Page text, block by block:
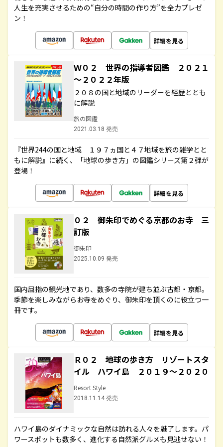
人生を充実させるための“自分の時間の作り方”を全力プレゼ
ン！
詳細を見る
Ｗ０２ 世界の指導者図鑑 ２０２１
～２０２２年版
２０８の国と地域のリーダーを経歴ととも
に解説
旅の図鑑
2021.03.18 発売
『世界244の国と地域 １９７ヵ国と４７地域を旅の雑学とと
もに解説』に続く、「地球の歩き方」の図鑑シリーズ第２弾が
登場！
詳細を見る
０２ 御朱印でめぐる京都のお寺 三
訂版
御朱印
2025.10.09 発売
国内屈指の観光地であり、数多の寺院が建ち並ぶ古都・京都。
季節を楽しみながらお寺をめぐり、御朱印を頂くのに役立つ一
冊です。
詳細を見る
Ｒ０２ 地球の歩き方 リゾートスタ
イル ハワイ島 ２０１９～２０２０
Resort Style
2018.11.14 発売
ハワイ島のダイナミックな自然は訪れる人々を魅了します。パ
ワースポットも数多く、進化する自然派グルメも見逃せない！